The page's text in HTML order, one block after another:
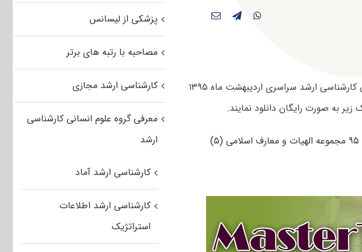
کاربران گرامی مستر تست می توانند سوالات تست آزمون کارشناسی ارشد سراسری اردیبهشت ماه ۱۳۹۵
پزشکی از لیسانس
مصاحبه با رتبه های برتر
کارشناسی ارشد مجازی
معرفی گروه علوم انسانی کارشناسی
ارشد
کارشناسی ارشد آماد
کارشناسی ارشد اطلاعات
استراتژیک